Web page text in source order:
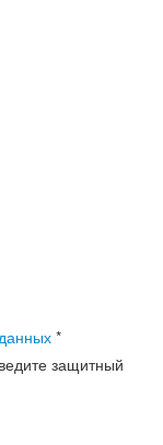
*
защитный